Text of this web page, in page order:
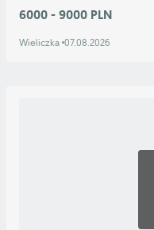
6000 - 9000 PLN
Wieliczka 07.08.2026